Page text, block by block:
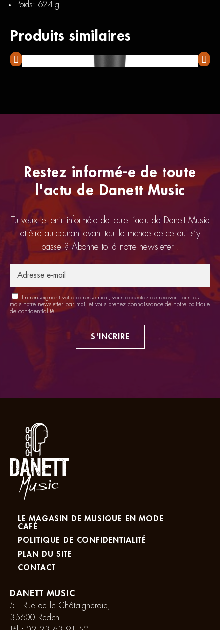
Poids: 624 g
Produits similaires
Restez informé-e de toute
l'actu de Danett Music
Tu veux te tenir informé-e de toute l’actu de Danett Music
et être au courant avant tout le monde de ce qui s’y
passe ? Abonne toi à notre newsletter !
En renseignant votre adresse mail, vous acceptez de recevoir tous les
mois notre newsletter par mail et vous prenez connaissance de notre politique
de confidentialité.
S'INCRIRE
LE MAGASIN DE MUSIQUE EN MODE
CAFÉ
POLITIQUE DE CONFIDENTIALITÉ
PLAN DU SITE
CONTACT
DANETT MUSIC
51 Rue de la Châtaigneraie,
35600 Redon